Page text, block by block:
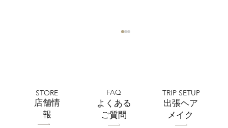
STORE
​店舗情
報
FAQ
よくある
ご質問
TRIP SETUP
出張ヘア
メイク